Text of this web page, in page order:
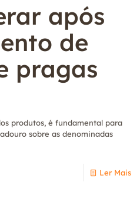
após
de
pragas
produtos, é fundamental para
sobre as denominadas
Ler Mais